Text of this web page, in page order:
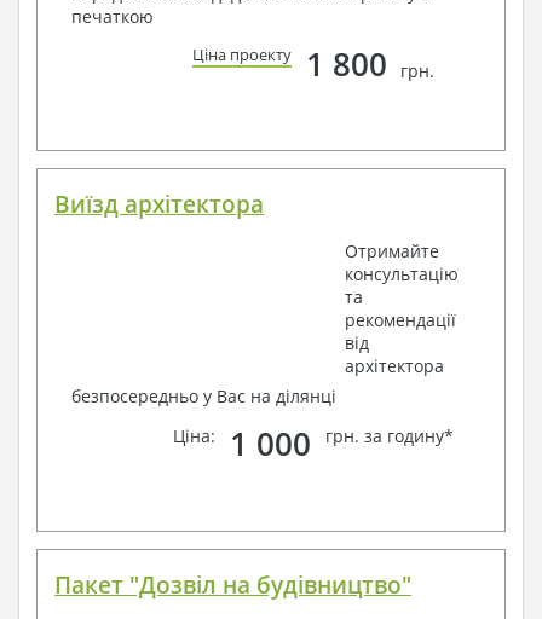
печаткою
Ціна проекту 1 800 грн.
Виїзд архітектора
Отримайте
консультацію
та
рекомендації
від
архітектора
безпосередньо у Вас на ділянці
Ціна:
1 000 грн. за годину*
Пакет "Дозвіл на будівництво"